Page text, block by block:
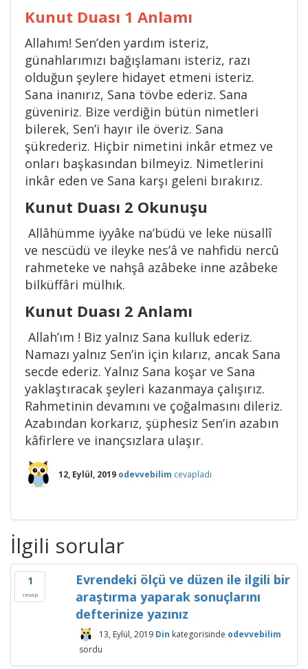
Kunut Duası 1 Anlamı
Allahım! Sen’den yardım isteriz,
günahlarımızı bağışlamanı isteriz, razı
olduğun şeylere hidayet etmeni isteriz.
Sana inanırız, Sana tövbe ederiz. Sana
güveniriz. Bize verdiğin bütün nimetleri
bilerek, Sen’i hayır ile överiz. Sana
şükrederiz. Hiçbir nimetini inkâr etmez ve
onları başkasından bilmeyiz. Nimetlerini
inkâr eden ve Sana karşı geleni bırakırız.
Kunut Duası 2 Okunuşu
Allâhümme iyyâke na’büdü ve leke nüsallî
ve nescüdü ve ileyke nes’â ve nahfidü nercû
rahmeteke ve nahşâ azâbeke inne azâbeke
bilküffâri mülhık.
Kunut Duası 2 Anlamı
Allah’ım ! Biz yalnız Sana kulluk ederiz.
Namazı yalnız Sen’in için kılarız, ancak Sana
secde ederiz. Yalnız Sana koşar ve Sana
yaklaştıracak şeyleri kazanmaya çalışırız.
Rahmetinin devamını ve çoğalmasını dileriz.
Azabından korkarız, şüphesiz Sen’in azabın
kâfirlere ve inançsızlara ulaşır.
12, Eylül, 2019 odevvebilim cevapladı
İlgili sorular
1
cevap
Evrendeki ölçü ve düzen ile ilgili bir
araştırma yaparak sonuçlarını
defterinize yazınız
13, Eylül, 2019 Din kategorisinde odevvebilim
sordu